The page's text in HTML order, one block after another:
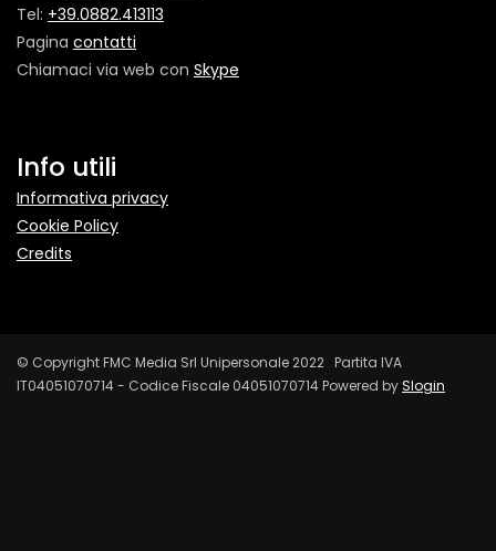
Tel: +39.0882.413113
Pagina contatti
Chiamaci via web con Skype
Info utili
Informativa privacy
Cookie Policy
Credits
© Copyright FMC Media Srl Unipersonale 2022 Partita IVA
IT04051070714 - Codice Fiscale 04051070714 Powered bySlogin